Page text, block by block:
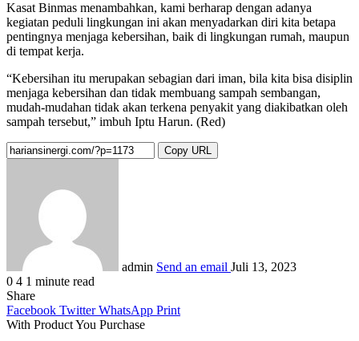
Kasat Binmas menambahkan, kami berharap dengan adanya
kegiatan peduli lingkungan ini akan menyadarkan diri kita betapa
pentingnya menjaga kebersihan, baik di lingkungan rumah, maupun
di tempat kerja.
“Kebersihan itu merupakan sebagian dari iman, bila kita bisa disiplin
menjaga kebersihan dan tidak membuang sampah sembangan,
mudah-mudahan tidak akan terkena penyakit yang diakibatkan oleh
sampah tersebut,” imbuh Iptu Harun. (Red)
Copy URL
admin Send an email Juli 13, 2023
0 4 1 minute read
Share
Facebook Twitter WhatsApp Print
With Product You Purchase